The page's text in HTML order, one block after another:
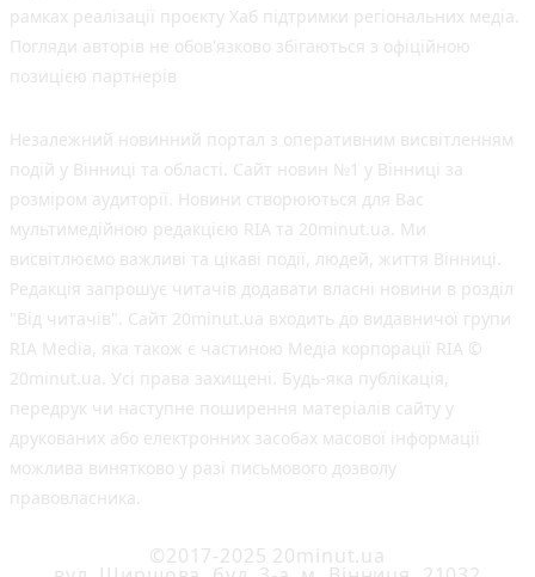
рамках реалізації проєкту Хаб підтримки регіональних медіа.
Погляди авторів не обов'язково збігаються з офіційною
позицією партнерів
Незалежний новинний портал з оперативним висвітленням
подій у Вінниці та області. Сайт новин №1 у Вінниці за
розміром аудиторії. Новини створюються для Вас
мультимедійною редакцією RIA та 20minut.ua. Ми
висвітлюємо важливі та цікаві події, людей, життя Вінниці.
Редакція запрошує читачів додавати власні новини в розділ
"Від читачів". Сайт 20minut.ua входить до видавничої групи
RIA Media, яка також є частиною Медіа корпорації RIA ©
20minut.ua. Усі права захищені. Будь-яка публiкацiя,
передрук чи наступне поширення матеріалів сайту у
друкованих або електронних засобах масової інформації
можлива винятково у разі письмового дозволу
правовласника.
©2017-2025 20minut.ua